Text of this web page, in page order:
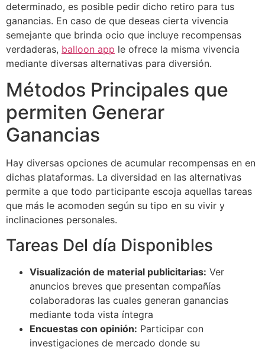
determinado, es posible pedir dicho retiro para tus
ganancias. En caso de que deseas cierta vivencia
semejante que brinda ocio que incluye recompensas
verdaderas, balloon app le ofrece la misma vivencia
mediante diversas alternativas para diversión.
Métodos Principales que
permiten Generar
Ganancias
Hay diversas opciones de acumular recompensas en en
dichas plataformas. La diversidad en las alternativas
permite a que todo participante escoja aquellas tareas
que más le acomoden según su tipo en su vivir y
inclinaciones personales.
Tareas Del día Disponibles
Visualización de material publicitarias: Ver
anuncios breves que presentan compañías
colaboradoras las cuales generan ganancias
mediante toda vista íntegra
Encuestas con opinión: Participar con
investigaciones de mercado donde su